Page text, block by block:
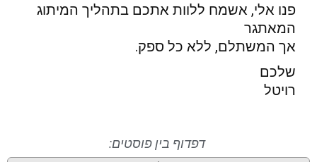
פנו אלי, אשמח ללוות אתכם בתהליך המיתוג
המאתגר
אך המשתלם, ללא כל ספק.
שלכם
רויטל
דפדוף בין פוסטים: